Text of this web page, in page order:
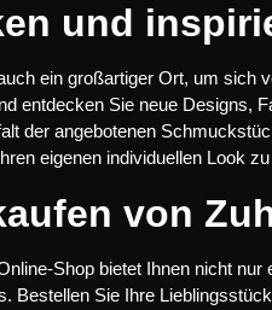
und
ein großartiger Ort, um sich
entdecken Sie neue Designs,
der angebotenen
eigenen individuellen Look
von
Shop bietet Ihnen nicht
Bestellen Sie Ihre